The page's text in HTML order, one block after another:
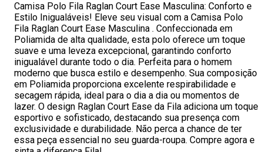
Camisa Polo Fila Raglan Court Ease Masculina: Conforto e
Estilo Inigualáveis! Eleve seu visual com a Camisa Polo
Fila Raglan Court Ease Masculina . Confeccionada em
Poliamida de alta qualidade, esta polo oferece um toque
suave e uma leveza excepcional, garantindo conforto
inigualável durante todo o dia. Perfeita para o homem
moderno que busca estilo e desempenho. Sua composição
em Poliamida proporciona excelente respirabilidade e
secagem rápida, ideal para o dia a dia ou momentos de
lazer. O design Raglan Court Ease da Fila adiciona um toque
esportivo e sofisticado, destacando sua presença com
exclusividade e durabilidade. Não perca a chance de ter
essa peça essencial no seu guarda-roupa. Compre agora e